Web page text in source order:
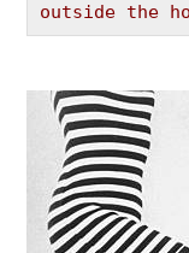
outside the